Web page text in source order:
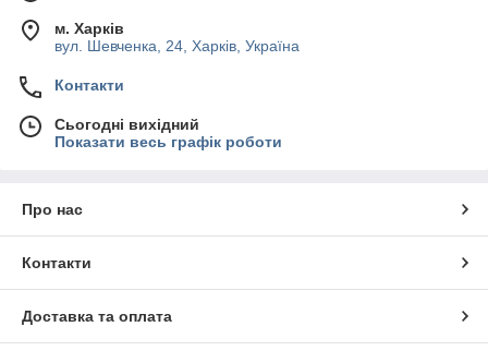
м. Харків
вул. Шевченка, 24, Харків, Україна
Контакти
Сьогодні вихідний
Показати весь графік роботи
Про нас
Контакти
Доставка та оплата